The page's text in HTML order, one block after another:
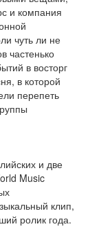
и компания
чуть ли не
частенько
в восторг
в которой
перепеть
и две
Music
клип,
ролик года.